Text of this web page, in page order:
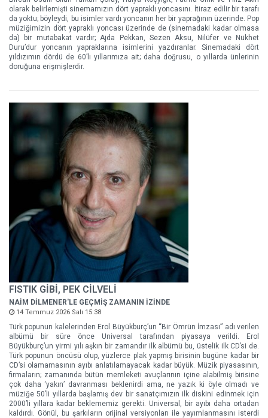
olarak belirlemişti sinemamızın dört yapraklı yoncasını. İtiraz edilir bir tarafı
da yoktu; böyleydi, bu isimler vardı yoncanın her bir yaprağının üzerinde. Pop
müziğimizin dört yapraklı yoncası üzerinde de (sinemadaki kadar olmasa
da) bir mutabakat vardır; Ajda Pekkan, Sezen Aksu, Nilüfer ve Nükhet
Duru’dur yoncanın yapraklarına isimlerini yazdıranlar. Sinemadaki dört
yıldızımın dördü de 60’lı yıllarımıza ait; daha doğrusu, o yıllarda ünlerinin
doruğuna erişmişlerdir.
FISTIK GİBİ, PEK CİLVELİ
NAİM DİLMENER'LE GEÇMİŞ ZAMANIN İZİNDE
14 Temmuz 2026 Salı 15:38
Türk popunun kalelerinden Erol Büyükburç’un “Bir Ömrün İmzası” adı verilen
albümü bir süre önce Universal tarafından piyasaya verildi. Erol
Büyükburç’un yirmi yılı aşkın bir zamandır ilk albümü bu, üstelik ilk CD’si de.
Türk popunun öncüsü olup, yüzlerce plak yapmış birisinin bugüne kadar bir
CD’si olamamasının ayıbı anlatılamayacak kadar büyük. Müzik piyasasının,
firmaların; zamanında bütün memleketi avuçlarının içine alabilmiş birisine
çok daha ‘yakın’ davranması beklenirdi ama, ne yazık ki öyle olmadı ve
müziğe 50’li yıllarda başlamış dev bir sanatçımızın ilk diskini edinmek için
2000’li yıllara kadar beklememiz gerekti. Universal, bir ayıbı daha ortadan
kaldırdı. Gönül, bu şarkıların orijinal versiyonları ile yayımlanmasını isterdi